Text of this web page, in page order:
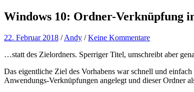
Windows 10: Ordner-Verknüpfung
22. Februar 2018 /Andy /Keine Kommentare
…statt des Zielordners. Sperriger Titel, umschreibt aber
Das eigentliche Ziel des Vorhabens war schnell und
Anwendungs-Verknüpfungen angelegt und dieser Ordner